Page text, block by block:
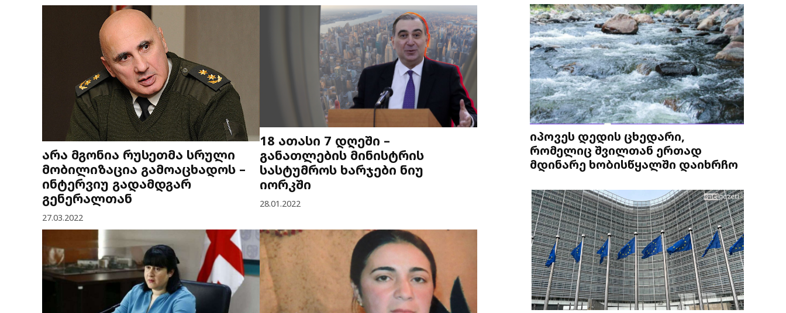
არა მგონია რუსეთმა სრული
მობილიზაცია გამოაცხადოს –
ინტერვიუ გადამდგარ
გენერალთან
27.03.2022
18 ათასი 7 დღეში –
განათლების მინისტრის
სასტუმროს ხარჯები ნიუ
იორკში
28.01.2022
იპოვეს დედის ცხედარი,
რომელიც შვილთან ერთად
მდინარე ხობისწყალში დაიხრჩო